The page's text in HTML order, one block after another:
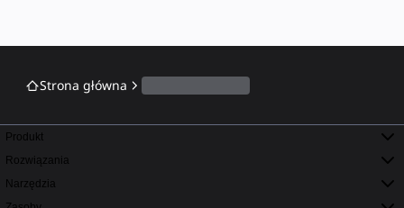
Strona główna
Produkt
Rozwiązania
Narzędzia